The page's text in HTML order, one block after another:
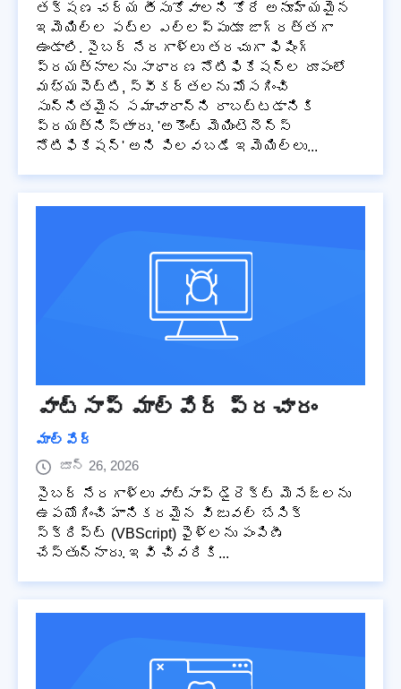
తక్షణ చర్య తీసుకోవాలని కోరే అనూహ్యమైన
ఇమెయిల్‌ల పట్ల ఎల్లప్పుడూ జాగ్రత్తగా
ఉండాలి. సైబర్ నేరగాళ్లు తరచుగా ఫిషింగ్
ప్రయత్నాలను సాధారణ నోటిఫికేషన్‌ల రూపంలో
మభ్యపెట్టి, స్వీకర్తలను మోసగించి
సున్నితమైన సమాచారాన్ని రాబట్టడానికి
ప్రయత్నిస్తారు. 'అకౌంట్ మెయింటెనెన్స్
నోటిఫికేషన్' అని పిలవబడే ఇమెయిల్‌లు...
వాట్సాప్ మాల్వేర్ ప్రచారం
మాల్వేర్
జూన్ 26, 2026
సైబర్ నేరగాళ్లు వాట్సాప్ డైరెక్ట్ మెసేజ్‌లను
ఉపయోగించి హానికరమైన విజువల్ బేసిక్
స్క్రిప్ట్ (VBScript) ఫైళ్లను పంపిణీ
చేస్తున్నారు. ఇవి చివరికి...